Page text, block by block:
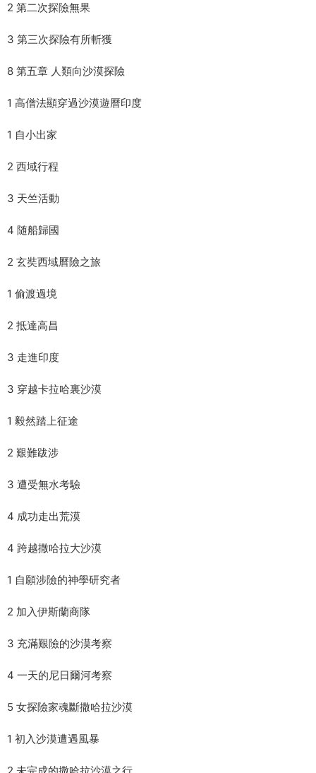
2 第二次探險無果
3 第三次探險有所斬獲
8 第五章 人類向沙漠探險
1 高僧法顯穿過沙漠遊曆印度
1 自小出家
2 西域行程
3 天竺活動
4 随船歸國
2 玄奘西域曆險之旅
1 偷渡過境
2 抵達高昌
3 走進印度
3 穿越卡拉哈裏沙漠
1 毅然踏上征途
2 艱難跋涉
3 遭受無水考驗
4 成功走出荒漠
4 跨越撒哈拉大沙漠
1 自願涉險的神學研究者
2 加入伊斯蘭商隊
3 充滿艱險的沙漠考察
4 一天的尼日爾河考察
5 女探險家魂斷撒哈拉沙漠
1 初入沙漠遭遇風暴